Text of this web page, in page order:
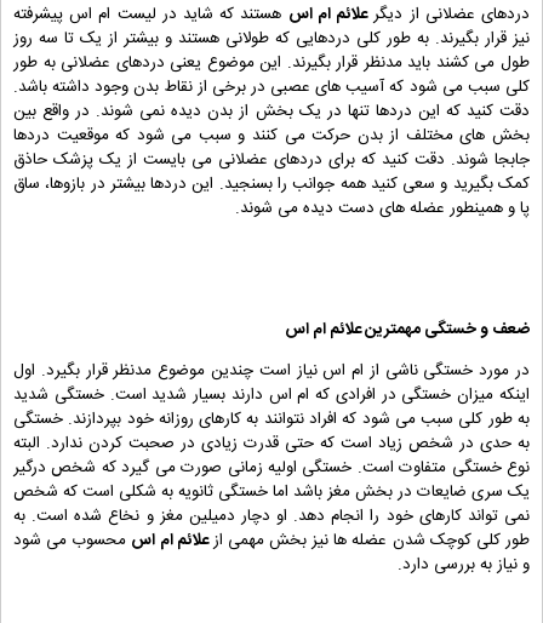
دردهای عضلانی از دیگرعلائم ام اس هستند که شاید در لیست ام اس پیشرفته
نیز قرار بگیرند. به طور کلی دردهایی که طولانی هستند و بیشتر از یک تا سه روز
طول می کشند باید مدنظر قرار بگیرند. این موضوع یعنی دردهای عضلانی به طور
کلی سبب می شود که آسیب های عصبی در برخی از نقاط بدن وجود داشته باشد.
دقت کنید که این دردها تنها در یک بخش از بدن دیده نمی شوند. در واقع بین
بخش های مختلف از بدن حرکت می کنند و سبب می شود که موقعیت دردها
جابجا شوند. دقت کنید که برای دردهای عضلانی می بایست از یک پزشک حاذق
کمک بگیرید و سعی کنید همه جوانب را بسنجید. این دردها بیشتر در بازوها، ساق
پا و همینطور عضله های دست دیده می شوند.
ضعف و خستگی مهمترینعلائم ام اس
در مورد خستگی ناشی از ام اس نیاز است چندین موضوع مدنظر قرار بگیرد. اول
اینکه میزان خستگی در افرادی که ام اس دارند بسیار شدید است. خستگی شدید
به طور کلی سبب می شود که افراد نتوانند به کارهای روزانه خود بپردازند. خستگی
به حدی در شخص زیاد است که حتی قدرت زیادی در صحبت کردن ندارد. البته
نوع خستگی متفاوت است. خستگی اولیه زمانی صورت می گیرد که شخص درگیر
یک سری ضایعات در بخش مغز باشد اما خستگی ثانویه به شکلی است که شخص
نمی تواند کارهای خود را انجام دهد. او دچار دمیلین مغز و نخاع شده است. به
طور کلی کوچک شدن عضله ها نیز بخش مهمی ازعلائم ام اس محسوب می شود
و نیاز به بررسی دارد.